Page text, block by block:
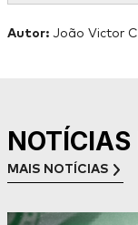
Autor: João Victor
MAIS NOTÍCIAS